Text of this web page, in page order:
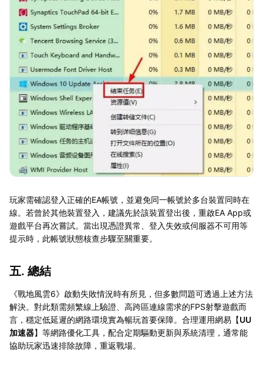
玩家需確認登入正確的EA帳號，並避免同一帳號於多台裝置同時在
線。若曾於其他裝置登入，建議先於該裝置登出後，重啟EA App或
遊戲平台再次嘗試。當出現憑證異常、登入失效或伺服器不可用等
提示時，此帳號狀態核查步驟至關重要。
五. 總結
《戰地風雲6》啟動失敗情況時有所見，但多數問題可透過上述方法
解決。對此類需頻繁線上驗證、高跨區連線需求的FPS射擊遊戲而
言，穩定低延遲的網路環境實為暢玩首要保障。合理運用網易【UU
加速器】等網路優化工具，配合定期驅動更新與系統清理，通常能
協助玩家迅速排除故障，重返戰場。